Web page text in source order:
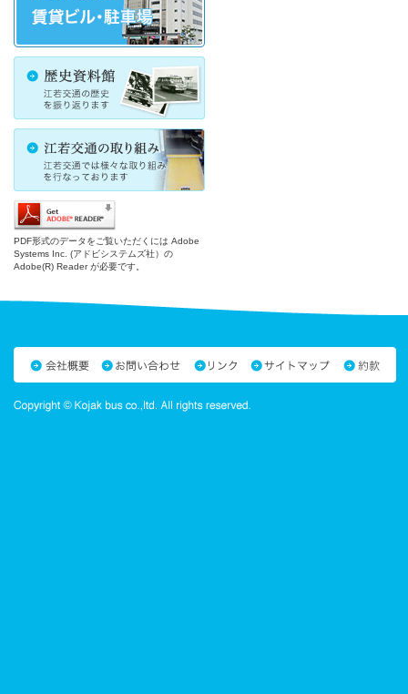
PDF形式のデータをご覧いただくには Adobe
Systems Inc. (アドビシステムズ社）の
Adobe(R) Reader が必要です。